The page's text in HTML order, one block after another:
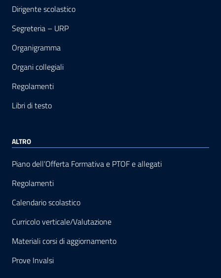
Dirigente scolastico
Segreteria – URP
Organigramma
Organi collegiali
Regolamenti
Libri di testo
ALTRO
Piano dell’Offerta Formativa e PTOF e allegati
Regolamenti
Calendario scolastico
Curricolo verticale/Valutazione
Materiali corsi di aggiornamento
Prove Invalsi